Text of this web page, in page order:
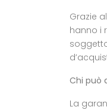
Grazie
hanno i
Chi può
La